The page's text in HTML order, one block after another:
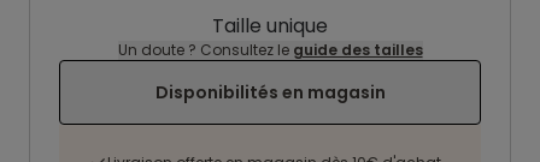
Taille unique
Un doute ? Consultez le guide des tailles
Disponibilités en magasin